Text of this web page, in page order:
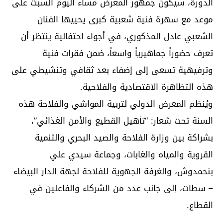
موعد مع سهرة فنية شعبية كبرى يحييها الفنان
الشعبي عادل المذكوري، في أجواء احتفالية ينتظر أن
تعرف حضوراً جماهيرياً واسعاً، ضمن فقرات فنية
وترفيهية تسعى إلى إضفاء بعد ثقافي وتنشيطي على
هذه التظاهرة الاقتصادية والفلاحية.
ويُنظم المعرض الدولي لتربية المواشي والفلاحة هذه
السنة تحت شعار: “تأهيل القطيع والأمن الغذائي”،
بشراكة بين وزارة الفلاحة والصيد البحري والتنمية
القروية والمياه والغابات، وجماعة سيدي علي
بنحمدوش، والغرفة الجهوية للفلاحة لجهة الدار البيضاء
– سطات، إلى جانب عدد من الشركاء والفاعلين في
القطاع.